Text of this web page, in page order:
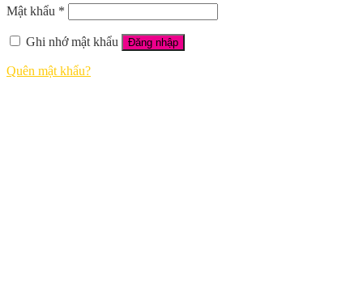
Mật khẩu *
Ghi nhớ mật khẩu Đăng nhập
Quên mật khẩu?